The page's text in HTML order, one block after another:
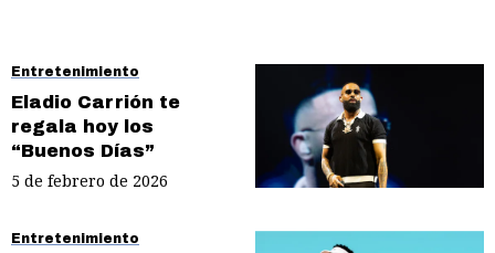
Entretenimiento
Eladio Carrión te
regala hoy los
“Buenos Días”
5 de febrero de 2026
Entretenimiento